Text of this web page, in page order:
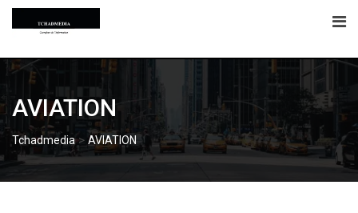
Skip
AVIATION
Tchadmedia> AVIATION